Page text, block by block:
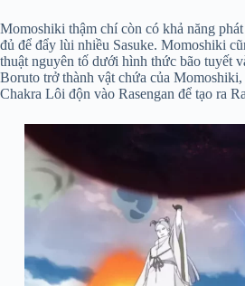
Momoshiki thậm chí còn có khả năng
đủ để đẩy lùi nhiều Sasuke. Momoshiki
thuật nguyên tố dưới hình thức bão tuyết
Boruto trở thành vật chứa của
Chakra Lôi độn vào Rasengan để tạo ra